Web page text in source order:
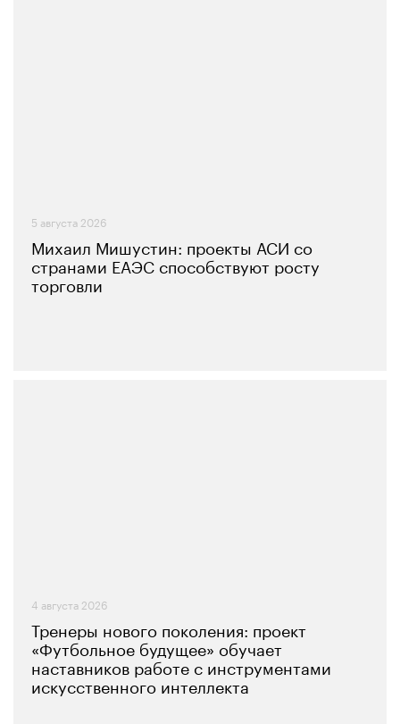
5 августа 2026
Михаил Мишустин: проекты АСИ со
странами ЕАЭС способствуют росту
торговли
4 августа 2026
Тренеры нового поколения: проект
«Футбольное будущее» обучает
наставников работе с инструментами
искусственного интеллекта